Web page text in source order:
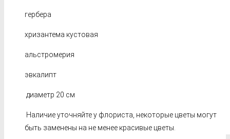
гербера
хризантема кустовая
альстромерия
эвкалипт
диаметр 20 см
Наличие уточняйте у флориста, некоторые цветы могут
быть заменены на не менее красивые цветы.